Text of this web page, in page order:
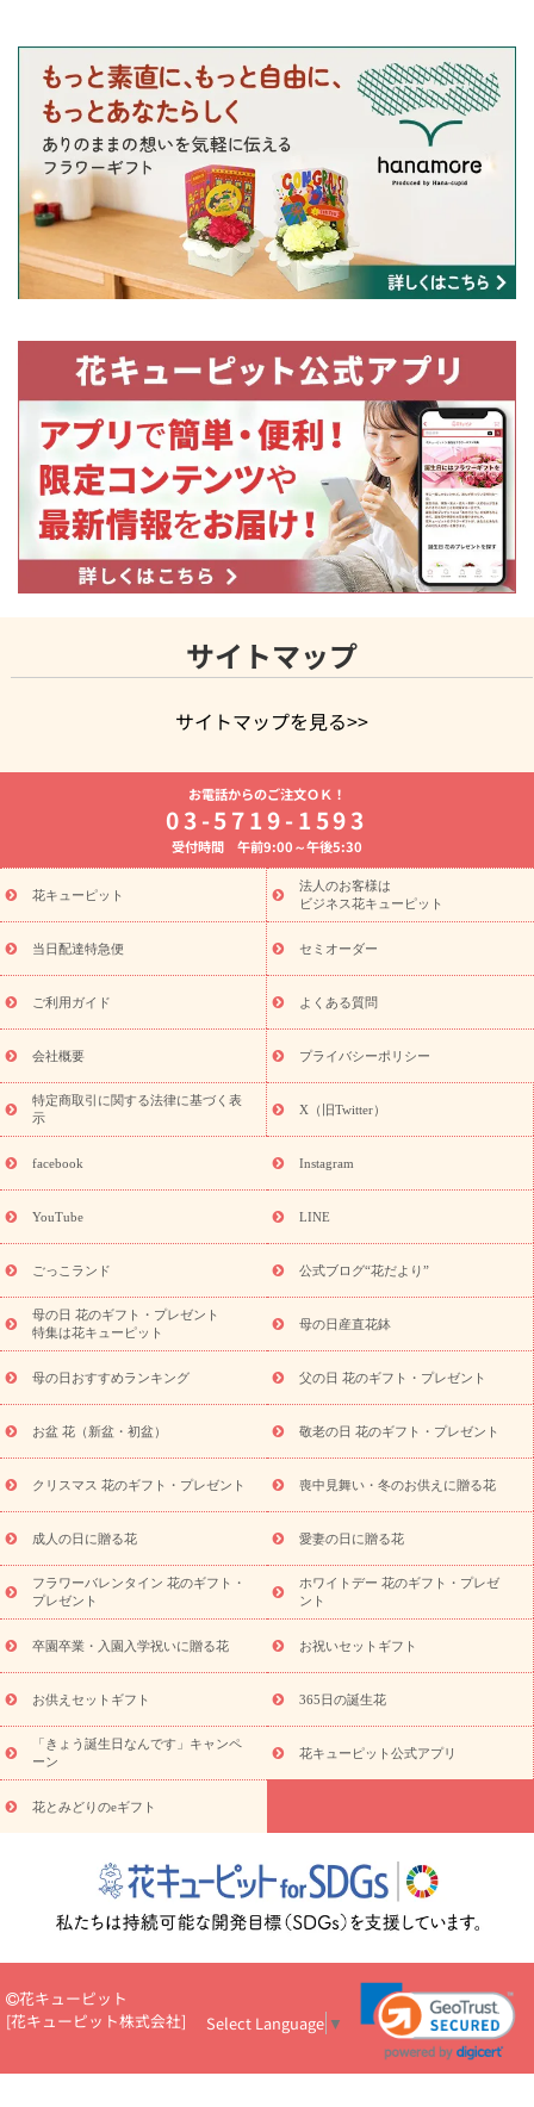
サイトマップ
サイトマップを見る>>
よく贈られる花
お祝いの花特集
誕生日フラワーギフト特集
8月の誕生花(トルコキキョウ)
開店・開業祝い
お供え・お悔やみ お供え・お悔やみの花
通夜・葬儀に贈る花 胡蝶蘭・花鉢
ーブドフラワー
季節のイベント
ひまわり ギフト・プレゼント
特集
お盆 花（新盆・初盆） 季節のイベント
お盆 花（新
盆・初盆）
お盆 花（新盆・初盆）
お盆・お供え 花とセットギ
フト
お盆・お供え プリザーブドフラワー
ひまわり ギフト・プ
レゼント特集
夏の花贈り・お中元・暑中見舞い 花のギフト特集
敬老の日におくる花ギフト・プレゼント特集
花ギフト・プレゼント特集
敬老の日 花のおすすめランキング
敬
老の日 花鉢植えのギフト・プレゼント特集
敬老の日 花とセットギ
フト・プレゼント特集
敬老の日の花 全てのギフト一覧
キャン
ペーン
映画『ウォーターガーディアンズ』コラボキャンペーン
「きょう誕生日なんです」キャンペーン
誕生日の花を探す
誕生日フラワーギフト 誕生日フラワーギフト特集
(トルコキキョウ)
9月の誕生花(リンドウ)
ら探す
お祝いの花特集 当日配達特急便 お祝い商品一覧
念日
結婚祝い 出産祝い 退院祝い・快気祝い
寿祝い
プチギフト ペットのお祝いフラワー
供え・お悔やみ商品一覧
お供え・お悔やみの花
四十九日法要以
お供え プリザーブドフラワー
ペットのお供えフラワー
お盆（新
盆・初盆）
その他 お祝い返し お見舞い
お取り寄せギフト
ビジネス用
ご自宅用 観葉植物 ミディ胡蝶蘭
プリザーブ
ドフラワー
スタイルから探す アレンジメント 花束
スタ
ンド花
お祝い お供え・お悔やみ 胡蝶蘭 胡蝶蘭・花鉢
ディ胡蝶蘭・お祝い
ミディ胡蝶蘭・お供え
世界初の青色胡蝶蘭
観葉植物
観葉植物 産直多肉植物
プリザーブドフラワー
お祝い
お供え・お悔やみ 花とセットギフト
セミオーダー
プチギフト（hanamore -ハナモア-）
花とみどりのeギフト
キューピットのeGfit
カラー ピンク イエローオレンジ
レッ
ド
お花の種類 トルコキキョウ
お祝い お祝い・3000円～ お祝い・4000円～
お祝い・
5000円～
お祝い・7000円～ お祝い・ 10000円～
お供え・お
悔やみ
円～
お供え・お悔やみ・
いのマナー
定年退職祝いのマナー
お祝いを贈るときのマナー・
花キューピットのお祝いコラム一覧
誕生日のお花を「色
彩心理学」で選ぶ方法
結婚祝いの予算相場
出産祝いお役立ち情
ール
新築引っ越し祝いコラム お祝い花のマナー総まとめ
職
場上司や先輩へ贈るお祝い花の正解は？
開店祝いの花 選び方ガイ
お供えを贈るときのマナー・ルール
花キューピットのお供え・
お電話からのご注文ＯＫ！
03-5719-1593
受付時間 午前9:00～午後5:30
花キューピット
法人のお客様は
ビジネス花キューピット
当日配達特急便 セミオーダー
ご利用ガイド よくある質問
会社概要 プライバシーポリシー
特定商取引に関する法律に基づく表
示
X（旧Twitter）
facebook Instagram
YouTube LINE
ごっこランド 公式ブログ“花だより”
母の日 花のギフト・プレゼント
特集は花キューピット
母の日産直花鉢
母の日おすすめランキング 父の日 花のギフト・プレゼント
お盆 花（新盆・初盆） 敬老の日 花のギフト・プレゼント
クリスマス 花のギフト・プレゼント 喪中見舞い・冬のお供えに贈る花
成人の日に贈る花 愛妻の日に贈る花
フラワーバレンタイン 花のギフト・
プレゼント
ホワイトデー 花のギフト・プレゼ
ント
卒園卒業・入園入学祝いに贈る花 お祝いセットギフト
お供えセットギフト 365日の誕生花
「きょう誕生日なんです」キャンペ
ーン
花キューピット公式アプリ
花とみどりのeギフト
花キューピット
[花キューピット株式会社] Select Language ▼